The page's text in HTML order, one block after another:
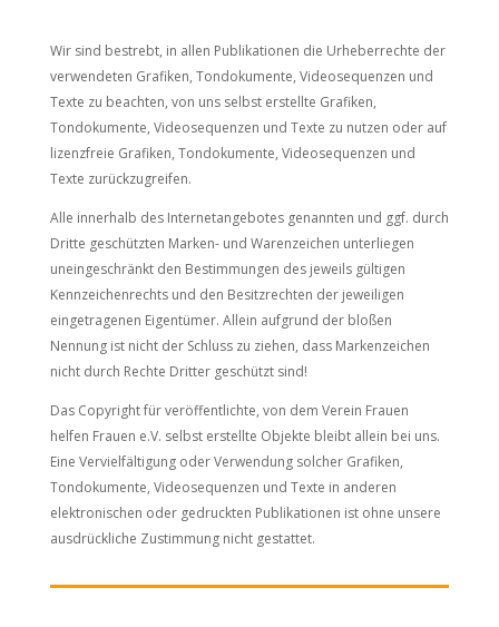
Wir sind bestrebt, in allen Publikationen die Urheberrechte der
verwendeten Grafiken, Tondokumente, Videosequenzen und
Texte zu beachten, von uns selbst erstellte Grafiken,
Tondokumente, Videosequenzen und Texte zu nutzen oder auf
lizenzfreie Grafiken, Tondokumente, Videosequenzen und
Texte zurückzugreifen.
Alle innerhalb des Internetangebotes genannten und ggf. durch
Dritte geschützten Marken- und Warenzeichen unterliegen
uneingeschränkt den Bestimmungen des jeweils gültigen
Kennzeichenrechts und den Besitzrechten der jeweiligen
eingetragenen Eigentümer. Allein aufgrund der bloßen
Nennung ist nicht der Schluss zu ziehen, dass Markenzeichen
nicht durch Rechte Dritter geschützt sind!
Das Copyright für veröffentlichte, von dem Verein Frauen
helfen Frauen e.V. selbst erstellte Objekte bleibt allein bei uns.
Eine Vervielfältigung oder Verwendung solcher Grafiken,
Tondokumente, Videosequenzen und Texte in anderen
elektronischen oder gedruckten Publikationen ist ohne unsere
ausdrückliche Zustimmung nicht gestattet.